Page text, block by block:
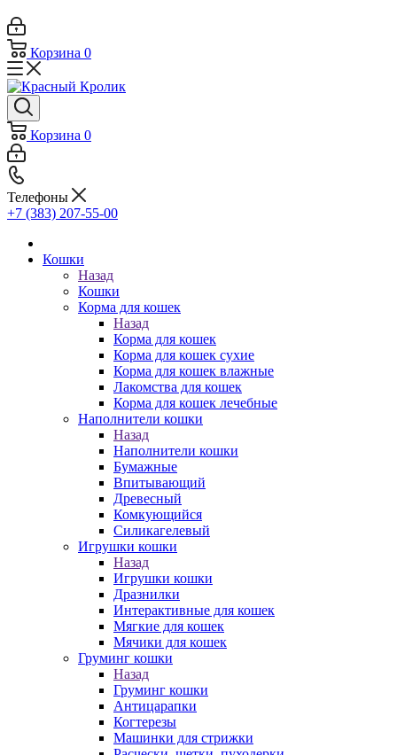
Корзина 0
Корзина 0
Телефоны
+7 (383) 207-55-00
Кошки
Назад
Кошки
Корма для кошек
Назад
Корма для кошек
Корма для кошек сухие
Корма для кошек влажные
Лакомства для кошек
Корма для кошек лечебные
Наполнители кошки
Назад
Наполнители кошки
Бумажные
Впитывающий
Древесный
Комкующийся
Силикагелевый
Игрушки кошки
Назад
Игрушки кошки
Дразнилки
Интерактивные для кошек
Мягкие для кошек
Мячики для кошек
Груминг кошки
Назад
Груминг кошки
Антицарапки
Когтерезы
Машинки для стрижки